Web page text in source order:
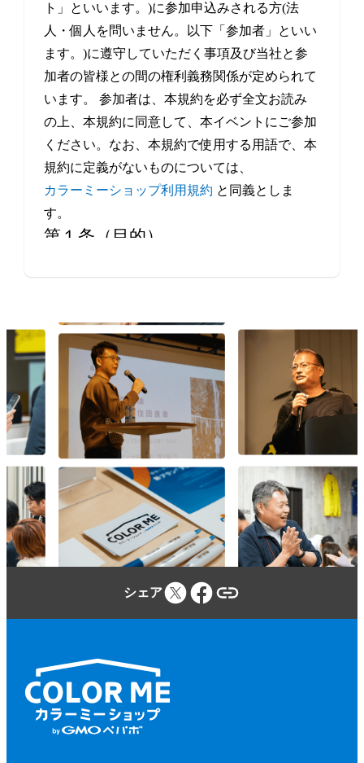
ト」といいます。)に参加申込みされる方(法
人・個人を問いません。以下「参加者」といい
ます。)に遵守していただく事項及び当社と参
加者の皆様との間の権利義務関係が定められて
います。 参加者は、本規約を必ず全文お読み
の上、本規約に同意して、本イベントにご参加
ください。なお、本規約で使用する用語で、本
規約に定義がないものについては、
カラーミーショップ利用規約 と同義としま
す。
第１条（目的）
Eコマースにかかわるすべての方の交流・情報
第２条（本イベントの開催日程）
本イベントの開催場所（オンラインによる開催
を含みます。）、開催日時等は、本サービスの
ウェブサイト上で定めます。
第３条（規約の履行）
参加者は、カラーミーショップ利用規約、
本規約、本イベントに関する当社のウェブ
サイトに定める事項及び本イベントの開催
場所・施設等の定める規程等（併せて、以
下「本規約等」といいます。）を遵守しな
ければならないものとします。
おそれがあると当社が判断した場合、当社
（当社が本イベントに関して業務を委託す
て、参加申込みの拒否、参加の取り消しを
いつでもできるものとします。
前項に基づく措置を行う場合、当社は、そ
の理由等を参加者に開示する義務を負わな
シェア